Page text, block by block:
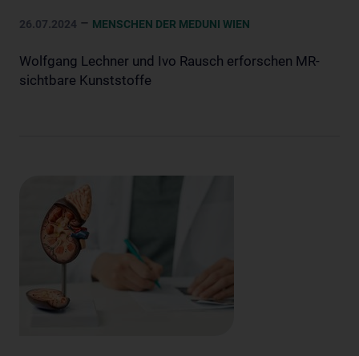
26.07.2024 – MENSCHEN DER MEDUNI WIEN
Wolfgang Lechner und Ivo Rausch erforschen MR-
sichtbare Kunststoffe